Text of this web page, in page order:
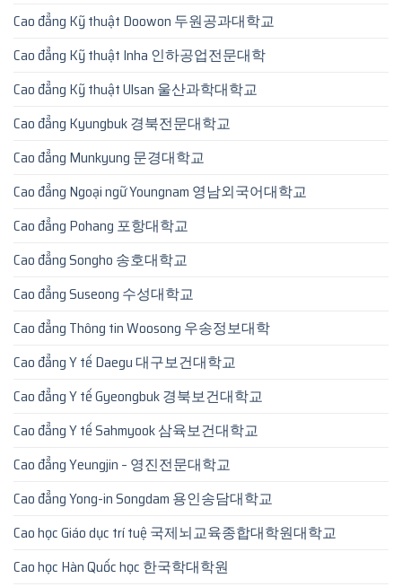
Cao đẳng Kỹ thuật Doowon 두원공과대학교
Cao đẳng Kỹ thuật Inha 인하공업전문대학
Cao đẳng Kỹ thuật Ulsan 울산과학대학교
Cao đẳng Kyungbuk 경북전문대학교
Cao đẳng Munkyung 문경대학교
Cao đẳng Ngoại ngữ Youngnam 영남외국어대학교
Cao đẳng Pohang 포항대학교
Cao đẳng Songho 송호대학교
Cao đẳng Suseong 수성대학교
Cao đẳng Thông tin Woosong 우송정보대학
Cao đẳng Y tế Daegu 대구보건대학교
Cao đẳng Y tế Gyeongbuk 경북보건대학교
Cao đẳng Y tế Sahmyook 삼육보건대학교
Cao đẳng Yeungjin – 영진전문대학교
Cao đẳng Yong-in Songdam 용인송담대학교
Cao học Giáo dục trí tuệ 국제뇌교육종합대학원대학교
Cao học Hàn Quốc học 한국학대학원